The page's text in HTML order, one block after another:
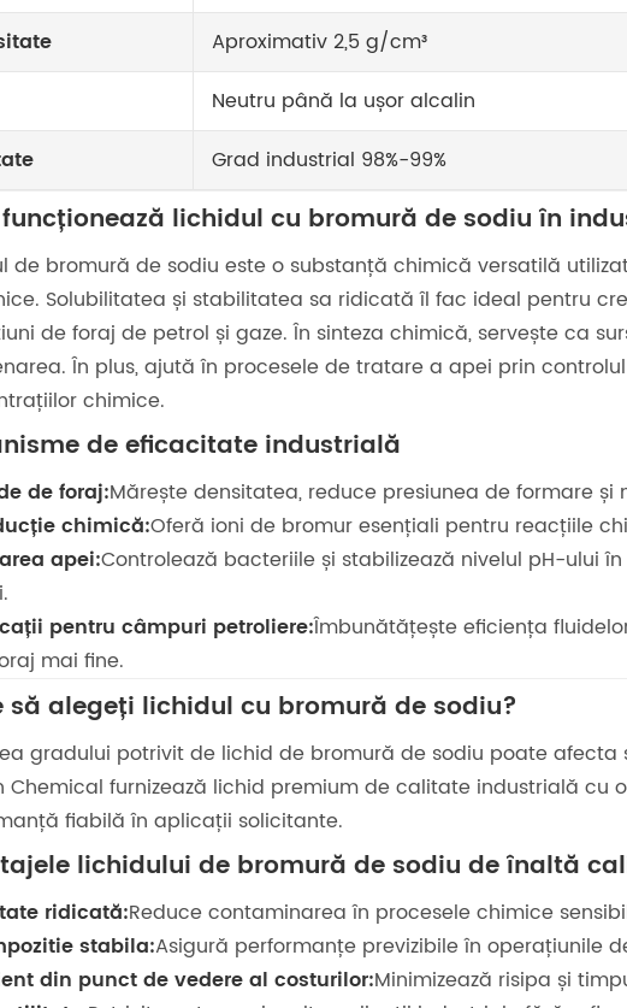
Aproximativ 2,5 g/cm³
Neutru până la ușor alcalin
Grad industrial 98%-99%
lichidul cu bromură de sodiu în
de bromură de sodiu este o substanță chimică versatilă
Solubilitatea și stabilitatea sa ridicată îl fac ideal pentru
de foraj de petrol și gaze. În sinteza chimică, servește ca
În plus, ajută în procesele de tratare a apei prin
chimice.
de eficacitate industrială
de foraj:Mărește densitatea, reduce presiunea de formare și
chimică:Oferă ioni de bromur esențiali pentru reacțiile
apei:Controlează bacteriile și stabilizează nivelul pH-ului
pentru câmpuri petroliere:Îmbunătățește eficiența
mai fine.
să alegeți lichidul cu bromură de sodiu?
gradului potrivit de lichid de bromură de sodiu poate
Chemical furnizează lichid premium de calitate industrială cu
fiabilă în aplicații solicitante.
lichidului de bromură de sodiu de înaltă
ridicată:Reduce contaminarea în procesele chimice
stabila:Asigură performanțe previzibile în operațiunile
din punct de vedere al costurilor:Minimizează risipa și